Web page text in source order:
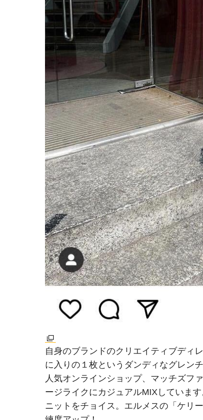
自身のブランドのクリエイティブディ
に入りの１枚というダンディなグレン
人気オンラインショップ、マッチズフ
ージライクにカジュアルMIXしていま
ニットをチョイス。エルメスの「ケリ